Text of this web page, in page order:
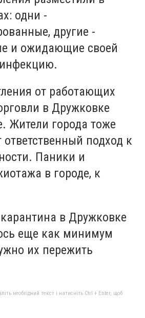
одни -
другие -
и ожидающие своей
от работающих
в Дружковке
Жители города тоже
подход к
Паники и
в городе, к
в Дружковке
еще как минимум
их пережить
необхідний текст і натисніть Ctrl + Enter, щоб